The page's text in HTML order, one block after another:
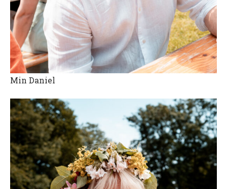
Min Daniel